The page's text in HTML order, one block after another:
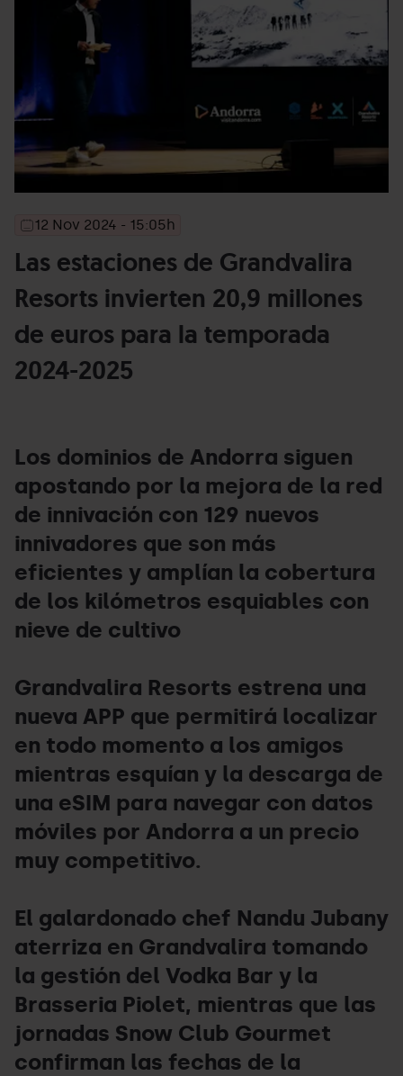
2024-
12T14:05:02
2024-
18T12:34:32
12 Nov 2024 - 15:05h
Las estaciones de Grandvalira
Resorts invierten 20,9 millones
de euros para la temporada
2024-2025
Los dominios de Andorra siguen
apostando por la mejora de la red
de innivación con 129 nuevos
innivadores que son más
eficientes y amplían la cobertura
de los kilómetros esquiables con
nieve de cultivo
Grandvalira Resorts estrena una
nueva APP que permitirá localizar
en todo momento a los amigos
mientras esquían y la descarga de
una eSIM para navegar con datos
móviles por Andorra a un precio
muy competitivo.
El galardonado chef Nandu Jubany
aterriza en Grandvalira tomando
la gestión del Vodka Bar y la
Brasseria Piolet, mientras que las
jornadas Snow Club Gourmet
confirman las fechas de la